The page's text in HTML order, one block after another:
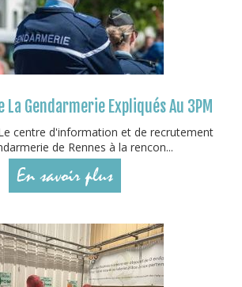
La Gendarmerie Expliqués Au 3PM
centre d'information et de recrutement
de Rennes à la rencon...
En savoir plus